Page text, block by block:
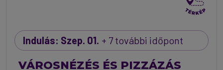
Indulás: Szep. 01. + 7 további időpont
VÁROSNÉZÉS ÉS PIZZÁZÁS